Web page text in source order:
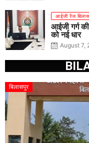
आईजी रेंज
आईजी गर्ग
को नई धार
August 7,
बिलासपुर